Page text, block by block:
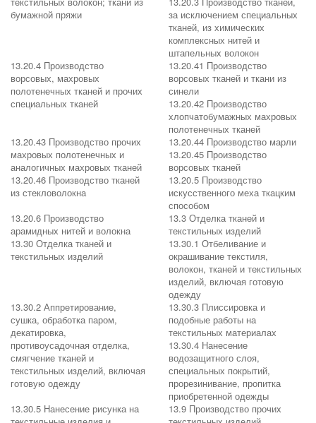
бумажной пряжи
за исключением специальных
тканей, из химических
комплексных нитей и
штапельных волокон
13.20.4 Производство
ворсовых, махровых
полотенечных тканей и прочих
специальных тканей
13.20.41 Производство
ворсовых тканей и ткани из
синели
13.20.42 Производство
хлопчатобумажных махровых
полотенечных тканей
13.20.43 Производство прочих
махровых полотенечных и
аналогичных махровых тканей
13.20.44 Производство марли
13.20.45 Производство
ворсовых тканей
13.20.46 Производство тканей
из стекловолокна
13.20.5 Производство
искусственного меха ткацким
способом
13.20.6 Производство
арамидных нитей и волокна
13.3 Отделка тканей и
текстильных изделий
13.30 Отделка тканей и
текстильных изделий
13.30.1 Отбеливание и
окрашивание текстиля,
волокон, тканей и текстильных
изделий, включая готовую
одежду
13.30.2 Аппретирование,
сушка, обработка паром,
декатировка,
противоусадочная отделка,
смягчение тканей и
текстильных изделий, включая
готовую одежду
13.30.3 Плиссировка и
подобные работы на
текстильных материалах
13.30.4 Нанесение
водозащитного слоя,
специальных покрытий,
прорезинивание, пропитка
приобретенной одежды
13.30.5 Нанесение рисунка на
13.9 Производство прочих